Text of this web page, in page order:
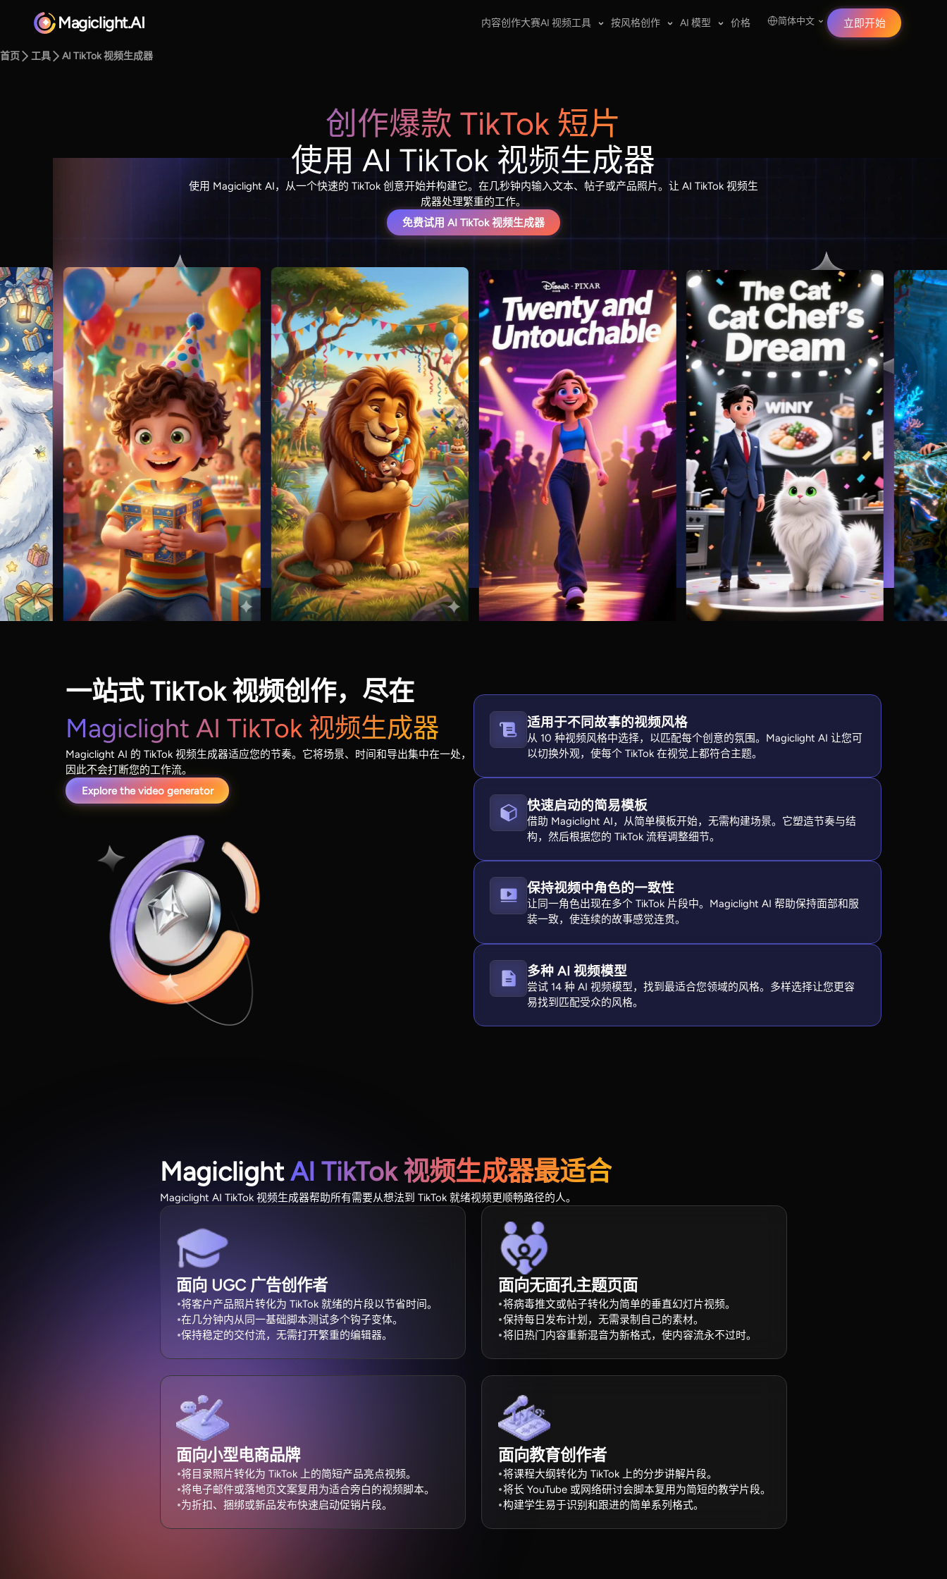
Magiclight.AI 内容创作大赛AI 视频工具 按风格创作 AI 模型 价格 简体中文 立即开始
首页 工具 AI TikTok 视频生成器
创作爆款 TikTok 短片
使用 AI TikTok 视频生成器
使用 Magiclight AI，从一个快速的 TikTok 创意开始并构建它。在几秒钟内输入文本、帖子或产品照片。让 AI TikTok 视频生
成器处理繁重的工作。
免费试用 AI TikTok 视频生成器
一站式 TikTok 视频创作，尽在
Magiclight AI TikTok 视频生成器
Magiclight AI 的 TikTok 视频生成器适应您的节奏。它将场景、时间和导出集中在一处，
因此不会打断您的工作流。
Explore the video generator
适用于不同故事的视频风格
从 10 种视频风格中选择，以匹配每个创意的氛围。Magiclight AI 让您可
以切换外观，使每个 TikTok 在视觉上都符合主题。
快速启动的简易模板
借助 Magiclight AI，从简单模板开始，无需构建场景。它塑造节奏与结
构，然后根据您的 TikTok 流程调整细节。
保持视频中角色的一致性
让同一角色出现在多个 TikTok 片段中。Magiclight AI 帮助保持面部和服
装一致，使连续的故事感觉连贯。
多种 AI 视频模型
尝试 14 种 AI 视频模型，找到最适合您领域的风格。多样选择让您更容
易找到匹配受众的风格。
MagiclightAI TikTok 视频生成器最适合
Magiclight AI TikTok 视频生成器帮助所有需要从想法到 TikTok 就绪视频更顺畅路径的人。
面向 UGC 广告创作者
将客户产品照片转化为 TikTok 就绪的片段以节省时间。
在几分钟内从同一基础脚本测试多个钩子变体。
保持稳定的交付流，无需打开繁重的编辑器。
面向无面孔主题页面
将病毒推文或帖子转化为简单的垂直幻灯片视频。
保持每日发布计划，无需录制自己的素材。
将旧热门内容重新混音为新格式，使内容流永不过时。
面向小型电商品牌
将目录照片转化为 TikTok 上的简短产品亮点视频。
将电子邮件或落地页文案复用为适合旁白的视频脚本。
为折扣、捆绑或新品发布快速启动促销片段。
面向教育创作者
将课程大纲转化为 TikTok 上的分步讲解片段。
将长 YouTube 或网络研讨会脚本复用为简短的教学片段。
构建学生易于识别和跟进的简单系列格式。